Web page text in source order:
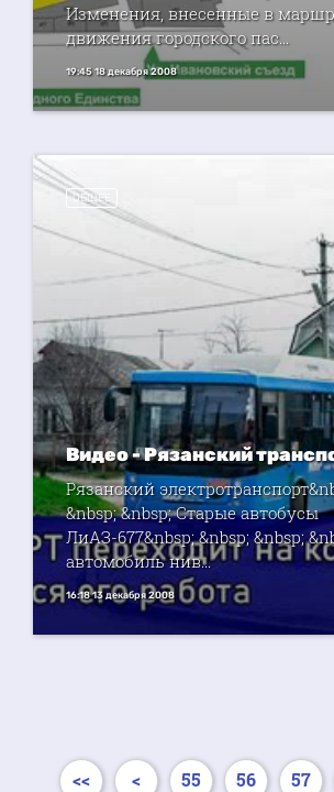
Изменения, внесенные в
движения городского пас...
19:45 18 декабря 2008
ОБЩЕЕ
Видео - Рязанский
Рязанский
&nbsp; &nbsp; Старые автобусы
ЛиАЗ-677&nbsp; &nbsp; &nbsp;
автомобиль нив...
16:18 13 декабря 2008
<< < 55 56 57